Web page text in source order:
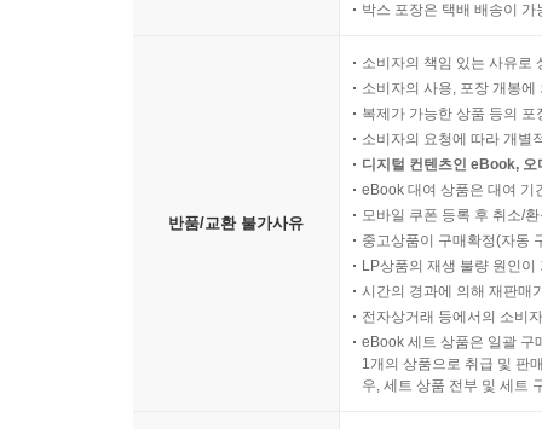
박스 포장은 택배 배송이
반품/교환 불가사유
소비자의 책임 있는 사유로
소비자의 사용, 포장 개봉
복제가 가능한 상품 등의
소비자의 요청에 따라 개별
디지털 컨텐츠인 eBook,
eBook 대여 상품은 대여 기
모바일 쿠폰 등록 후 취소/
중고상품이 구매확정(자동
LP상품의 재생 불량 원인
시간의 경과에 의해 재판매
전자상거래 등에서의 소비
eBook 세트 상품은 일괄 구
1개의 상품으로 취급 및 판
우, 세트 상품 전부 및 세트